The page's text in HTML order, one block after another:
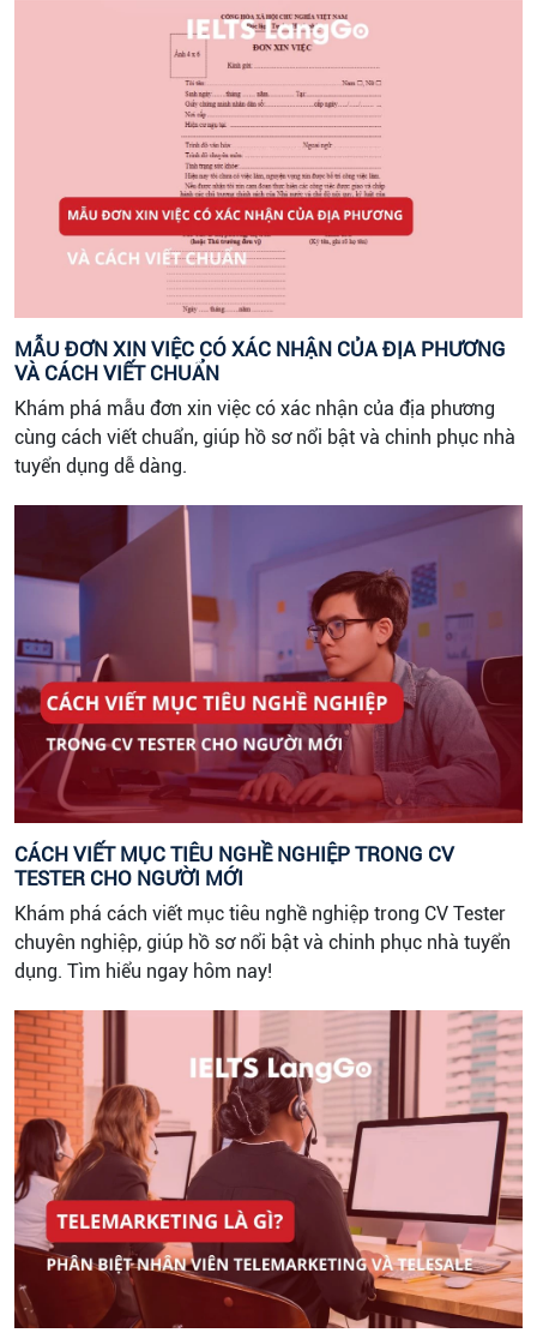
MẪU ĐƠN XIN VIỆC CÓ XÁC NHẬN CỦA ĐỊA PHƯƠNG
VÀ CÁCH VIẾT CHUẨN
Khám phá mẫu đơn xin việc có xác nhận của địa phương
cùng cách viết chuẩn, giúp hồ sơ nổi bật và chinh phục nhà
tuyển dụng dễ dàng.
CÁCH VIẾT MỤC TIÊU NGHỀ NGHIỆP TRONG CV
TESTER CHO NGƯỜI MỚI
Khám phá cách viết mục tiêu nghề nghiệp trong CV Tester
chuyên nghiệp, giúp hồ sơ nổi bật và chinh phục nhà tuyển
dụng. Tìm hiểu ngay hôm nay!